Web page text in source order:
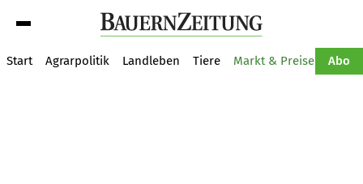
Start Agrarpolitik Landleben Tiere Markt & Preise Abo